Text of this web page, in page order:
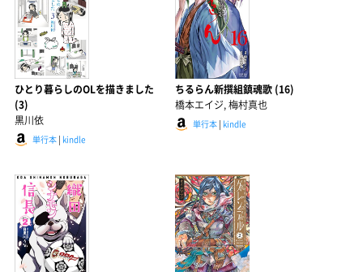
ひとり暮らしのOLを描きました
(3)
黒川依
単行本 | kindle
ちるらん新撰組鎮魂歌 (16)
橋本エイジ, 梅村真也
単行本| kindle